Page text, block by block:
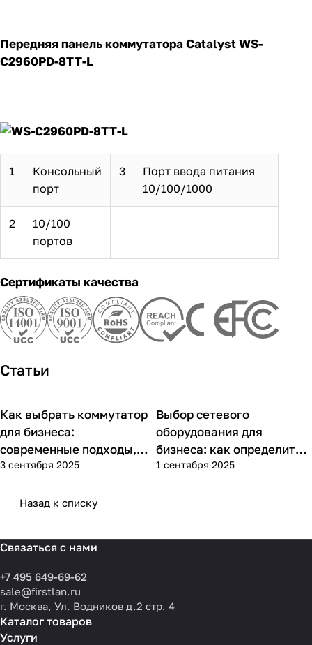
Передняя панель коммутатора Catalyst WS-
C2960PD-8TT-L
1
Консольный
порт
3
Порт ввода питания
10/100/1000
2
10/100
портов
Сертификаты качества
Статьи
Советы покупателям
Как выбрать коммутатор
для бизнеса:
современные подходы,
практика применения и
3 сентября 2025
Советы покупателям
Выбор сетевого
оборудования для
бизнеса: как определить
потребности компании и
1 сентября 2025
Назад к списку
Связаться с нами
+7 495 649-69-62
sale@firstlan.ru
г. Москва, Ул. Водников д.2 стр. 4
Каталог товаров
Услуги